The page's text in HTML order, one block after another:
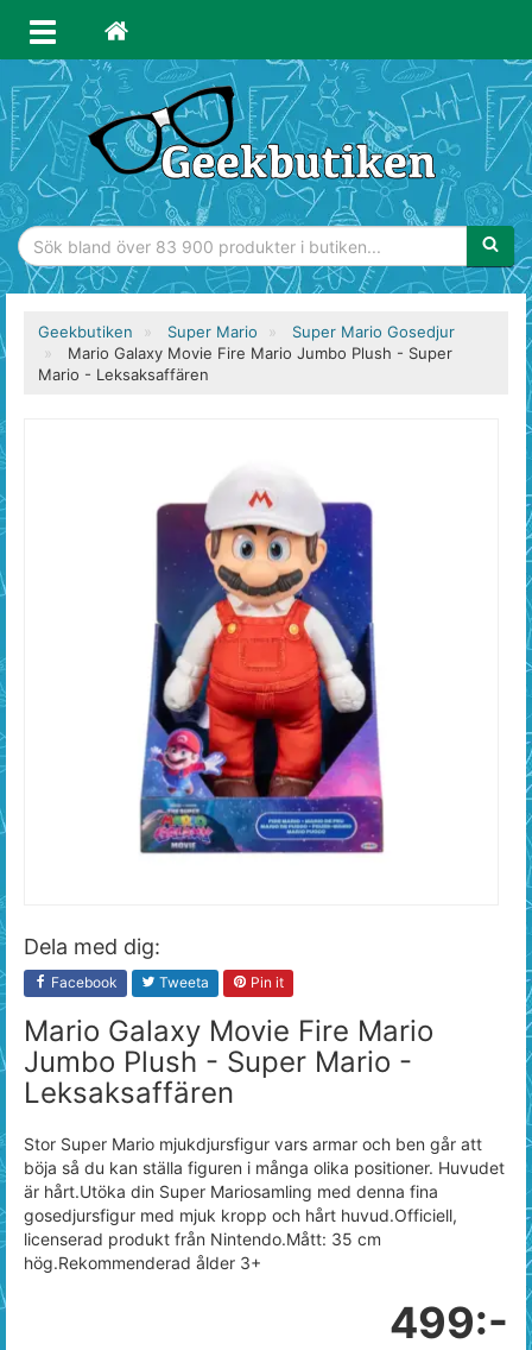
Geekbutiken Super Mario
Super Mario Gosedjur
Mario Galaxy Movie Fire Mario Jumbo Plush - Super
Mario - Leksaksaffären
Dela med dig:
Facebook Tweeta Pin it
Mario Galaxy Movie Fire Mario
Jumbo Plush - Super Mario -
Leksaksaffären
Stor Super Mario mjukdjursfigur vars armar och ben går att
böja så du kan ställa figuren i många olika positioner. Huvudet
är hårt.Utöka din Super Mariosamling med denna fina
gosedjursfigur med mjuk kropp och hårt huvud.Officiell,
licenserad produkt från Nintendo.Mått: 35 cm
hög.Rekommenderad ålder 3+
499:-